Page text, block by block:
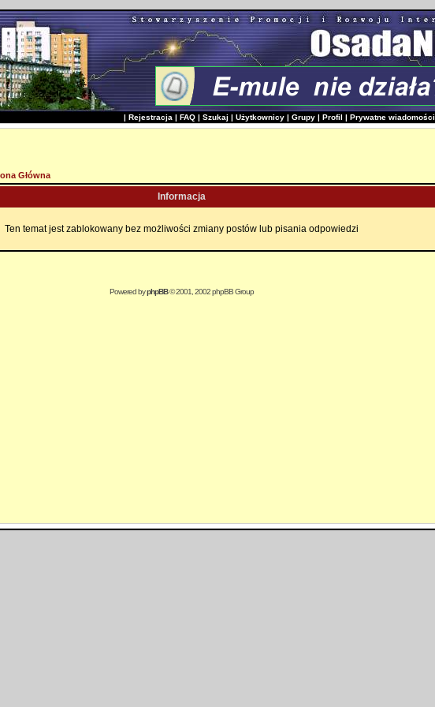
| Rejestracja | FAQ | Szukaj | Użytkownicy | Grupy | Profil | Prywatne wiadomości
Główna
Informacja
Ten temat jest zablokowany bez możliwości zmiany postów lub pisania odpowiedzi
Powered byphpBB© 2001, 2002 phpBB Group